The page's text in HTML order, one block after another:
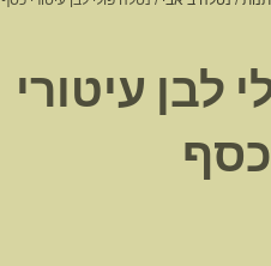
לבן עיטורי
כסף